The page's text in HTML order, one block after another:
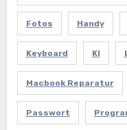
Fotos Handy
Keyboard KI
Macbook Reparatur
Passwort